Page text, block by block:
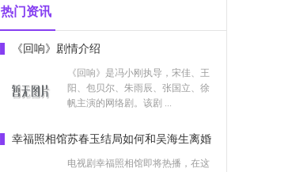
热门资讯
《回响》剧情介绍
《回响》是冯小刚执导，宋佳、王
阳、包贝尔、朱雨辰、张国立、徐
帆主演的网络剧。该剧 ...
幸福照相馆苏春玉结局如何和吴海生离婚
电视剧幸福照相馆即将热播，在这